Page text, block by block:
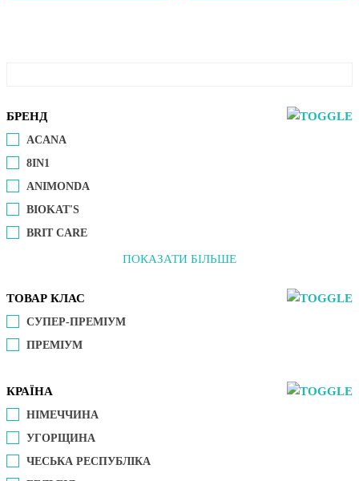
БРЕНД
ACANA
8IN1
ANIMONDA
BIOKAT'S
BRIT CARE
ПОКАЗАТИ БІЛЬШЕ
ТОВАР КЛАС
СУПЕР-ПРЕМІУМ
ПРЕМІУМ
КРАЇНА
НІМЕЧЧИНА
УГОРЩИНА
ЧЕСЬКА РЕСПУБЛІКА